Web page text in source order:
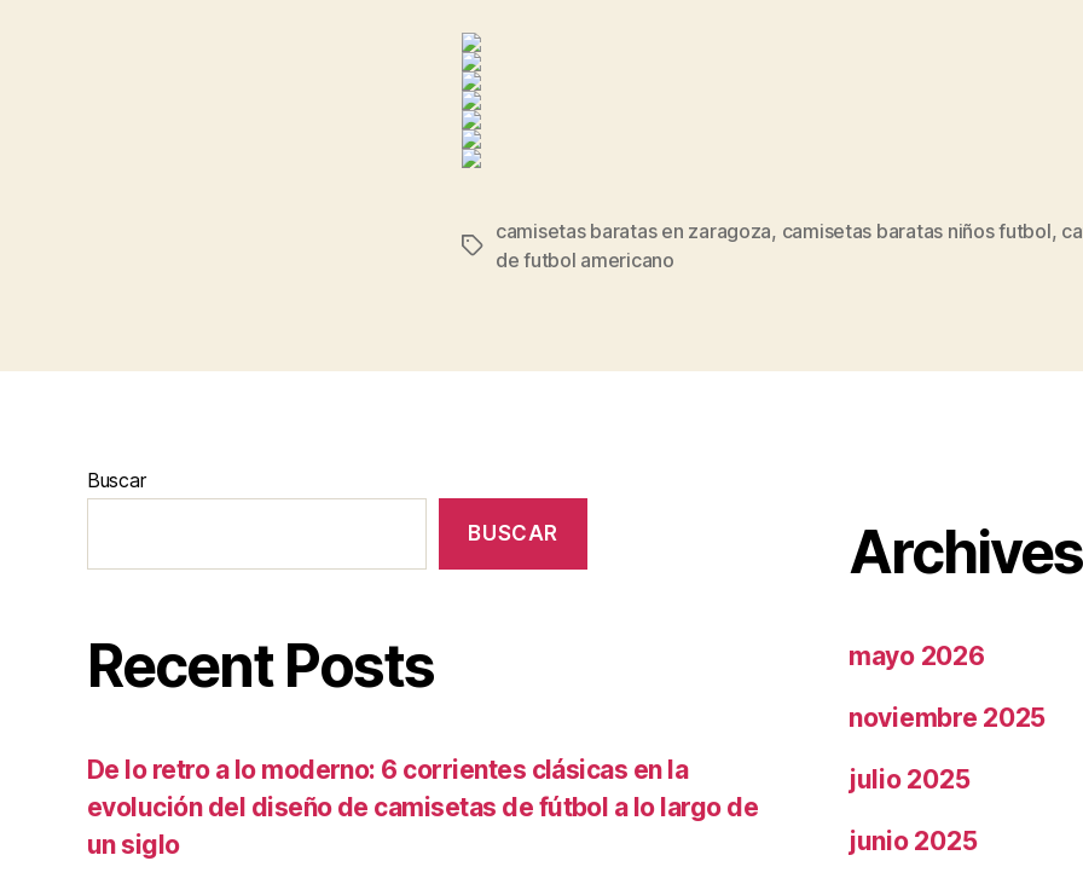
Etiquetas
camisetas baratas en zaragoza, camisetas baratas niños futbol,
de futbol americano
Buscar
BUSCAR
Recent Posts
De lo retro a lo moderno: 6 corrientes clásicas en la
evolución del diseño de camisetas de fútbol a lo largo de
un siglo
Archives
mayo 2026
noviembre 2025
julio 2025
junio 2025